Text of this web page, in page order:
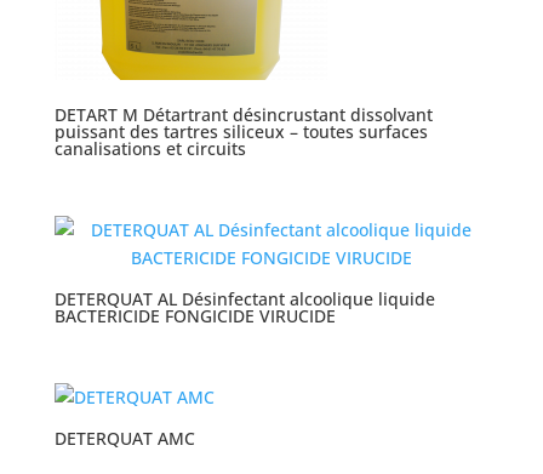
DETART M Détartrant désincrustant dissolvant
puissant des tartres siliceux – toutes surfaces
canalisations et circuits
DETERQUAT AL Désinfectant alcoolique liquide
BACTERICIDE FONGICIDE VIRUCIDE
DETERQUAT AMC